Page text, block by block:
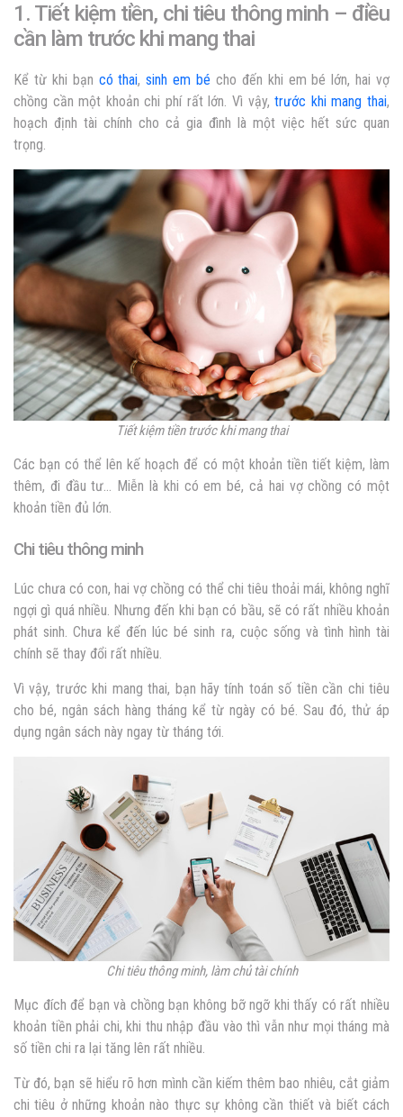
1. Tiết kiệm tiền, chi tiêu thông minh – điều
cần làm trước khi mang thai
Kể từ khi bạn có thai,sinh em bé cho đến khi em bé lớn, hai vợ
chồng cần một khoản chi phí rất lớn. Vì vậy,trước khi mang thai,
hoạch định tài chính cho cả gia đình là một việc hết sức quan
trọng.
Tiết kiệm tiền trước khi mang thai
Các bạn có thể lên kế hoạch để có một khoản tiền tiết kiệm, làm
thêm, đi đầu tư… Miễn là khi có em bé, cả hai vợ chồng có một
khoản tiền đủ lớn.
Chi tiêu thông minh
Lúc chưa có con, hai vợ chồng có thể chi tiêu thoải mái, không nghĩ
ngợi gì quá nhiều. Nhưng đến khi bạn có bầu, sẽ có rất nhiều khoản
phát sinh. Chưa kể đến lúc bé sinh ra, cuộc sống và tình hình tài
chính sẽ thay đổi rất nhiều.
Vì vậy, trước khi mang thai, bạn hãy tính toán số tiền cần chi tiêu
cho bé, ngân sách hàng tháng kể từ ngày có bé. Sau đó, thử áp
dụng ngân sách này ngay từ tháng tới.
Chi tiêu thông minh, làm chủ tài chính
Mục đích để bạn và chồng bạn không bỡ ngỡ khi thấy có rất nhiều
khoản tiền phải chi, khi thu nhập đầu vào thì vẫn như mọi tháng mà
số tiền chi ra lại tăng lên rất nhiều.
Từ đó, bạn sẽ hiểu rõ hơn mình cần kiếm thêm bao nhiêu, cắt giảm
chi tiêu ở những khoản nào thực sự không cần thiết và biết cách